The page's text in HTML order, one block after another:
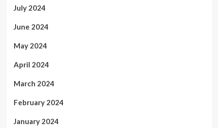
July 2024
June 2024
May 2024
April 2024
March 2024
February 2024
January 2024